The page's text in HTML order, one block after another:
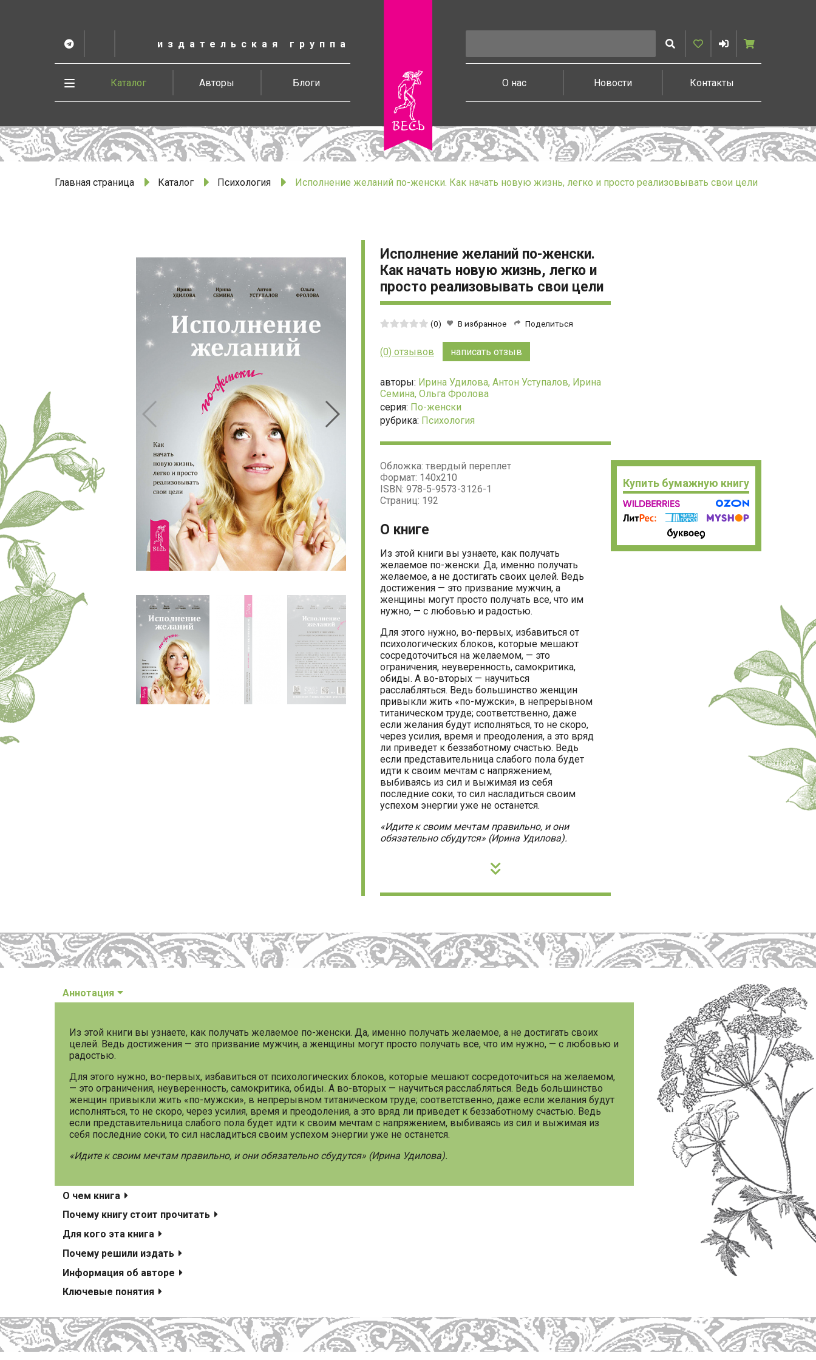
содержанию
издательская группа
весь
Telegram
Vesbook
ИскатьИзбранное
ВойтиКорзина
Каталог Авторы Блоги О нас Новости Контакты
Развернуть
Главная страница Каталог Психология Исполнение желаний по-женски. Как начать новую жизнь, легко и просто реализовывать свои цели
Исполнение желаний по-женски.
Как начать новую жизнь, легко и
просто реализовывать свои цели
Средняя
из
(0) В избранное Поделиться
(0) отзывов написать отзыв
авторы: Ирина Удилова, Антон Уступалов, Ирина
Семина, Ольга Фролова
серия: По-женски
рубрика: Психология
Купить бумажную книгу
Обложка: твердый переплет
Формат: 140х210
ISBN: 978-5-9573-3126-1
Страниц: 192
О книге
Из этой книги вы узнаете, как получать
желаемое по-женски. Да, именно получать
желаемое, а не достигать своих целей. Ведь
достижения — это призвание мужчин, а
женщины могут просто получать все, что им
нужно, — с любовью и радостью.
Для этого нужно, во-первых, избавиться от
психологических блоков, которые мешают
сосредоточиться на желаемом, — это
ограничения, неуверенность, самокритика,
обиды. А во-вторых — научиться
расслабляться. Ведь большинство женщин
привыкли жить «по-мужски», в непрерывном
титаническом труде; соответственно, даже
если желания будут исполняться, то не скоро,
через усилия, время и преодоления, а это вряд
ли приведет к беззаботному счастью. Ведь
если представительница слабого пола будет
идти к своим мечтам с напряжением,
выбиваясь из сил и выжимая из себя
последние соки, то сил насладиться своим
успехом энергии уже не останется.
«Идите к своим мечтам правильно, и они
обязательно сбудутся» (Ирина Удилова).
Аннотация
Из этой книги вы узнаете, как получать желаемое по-женски. Да, именно получать желаемое, а не достигать своих
целей. Ведь достижения — это призвание мужчин, а женщины могут просто получать все, что им нужно, — с любовью и
радостью.
Для этого нужно, во-первых, избавиться от психологических блоков, которые мешают сосредоточиться на желаемом,
— это ограничения, неуверенность, самокритика, обиды. А во-вторых — научиться расслабляться. Ведь большинство
женщин привыкли жить «по-мужски», в непрерывном титаническом труде; соответственно, даже если желания будут
исполняться, то не скоро, через усилия, время и преодоления, а это вряд ли приведет к беззаботному счастью. Ведь
если представительница слабого пола будет идти к своим мечтам с напряжением, выбиваясь из сил и выжимая из
себя последние соки, то сил насладиться своим успехом энергии уже не останется.
«Идите к своим мечтам правильно, и они обязательно сбудутся» (Ирина Удилова).
О чем книга
Почему книгу стоит прочитать
Для кого эта книга
Почему решили издать
Информация об авторе
Ключевые понятия